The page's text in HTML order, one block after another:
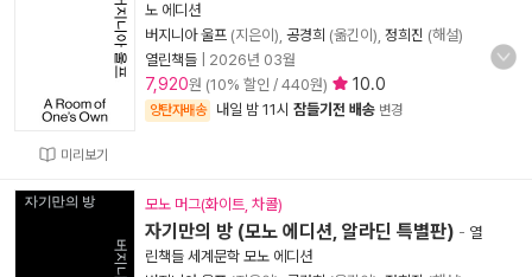
미리보기
노 에디션
버지니아 울프 (지은이), 공경희 (옮긴이), 정희진 (해설)
열린책들
2026년 03월
7,920원 (10% 할인 / 440원) 10.0
양탄자배송 내일 밤 11시 잠들기전 배송 변경
모노 머그(화이트, 차콜)
자기만의 방 (모노 에디션, 알라딘 특별판) - 열
린책들 세계문학 모노 에디션